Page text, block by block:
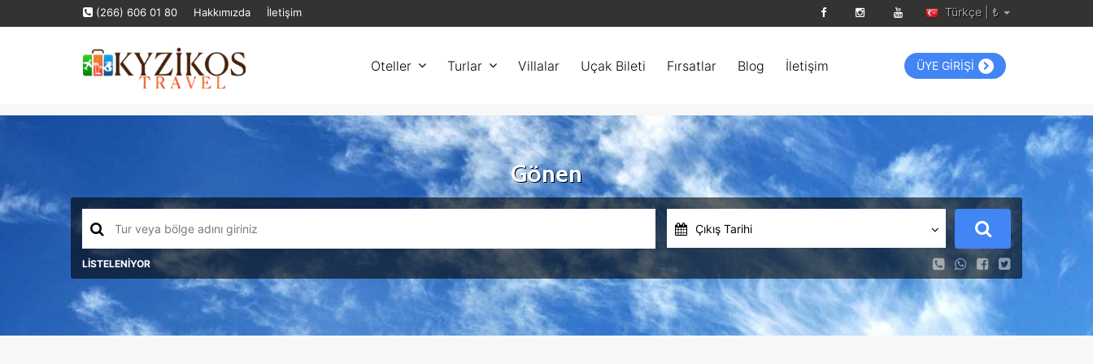
(266) 606 01 80 Hakkımızda İletişim Türkçe | ₺
Oteller Turlar Villalar Uçak Bileti Fırsatlar Blog İletişim ÜYE GİRİŞİ
Gönen
Çıkış Tarihi
LİSTELENİYOR